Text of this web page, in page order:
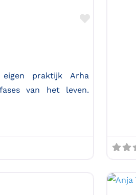
Favorite
praktijk Arha
van het leven.